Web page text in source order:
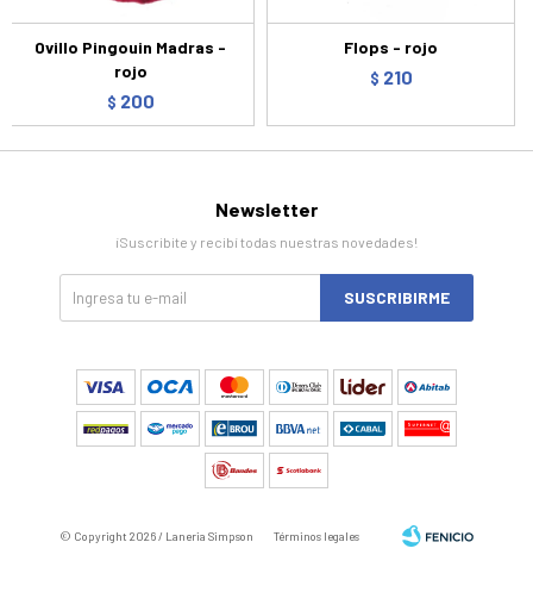
Ovillo Pingouin Madras -
rojo
$ 200
Flops - rojo
$ 210
Newsletter
¡Suscribite y recibí todas nuestras novedades!
SUSCRIBIRME
© Copyright 2026 / Laneria Simpson Términos legales